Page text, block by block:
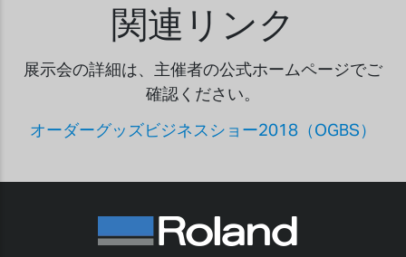
関連リンク
展示会の詳細は、主催者の公式ホームページでご
確認ください。
オーダーグッズビジネスショー2018（OGBS）